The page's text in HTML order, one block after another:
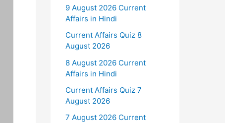
9 August 2026 Current
Affairs in Hindi
Current Affairs Quiz 8
August 2026
8 August 2026 Current
Affairs in Hindi
Current Affairs Quiz 7
August 2026
7 August 2026 Current